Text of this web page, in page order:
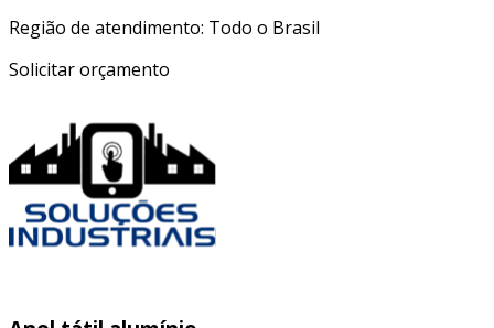
Região de atendimento: Todo o Brasil
Solicitar orçamento